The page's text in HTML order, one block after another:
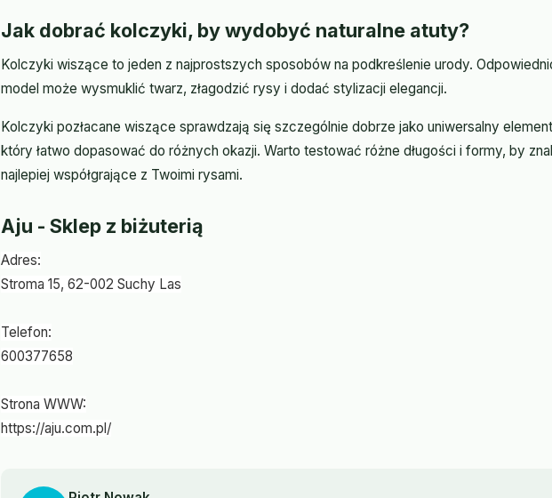
Jak dobrać kolczyki, by wydobyć naturalne atuty?
Kolczyki wiszące to jeden z najprostszych sposobów na podkreślenie urody.
model może wysmuklić twarz, złagodzić rysy i dodać stylizacji elegancji.
Kolczyki pozłacane wiszące sprawdzają się szczególnie dobrze jako uniwersalny
który łatwo dopasować do różnych okazji. Warto testować różne długości i formy, by
najlepiej współgrające z Twoimi rysami.
Aju - Sklep z biżuterią
Adres:
Stroma 15, 62-002 Suchy Las
Telefon:
600377658
Strona WWW:
https://aju.com.pl/